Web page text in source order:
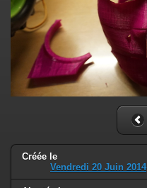
Créée le
Vendredi 20 Juin 2014